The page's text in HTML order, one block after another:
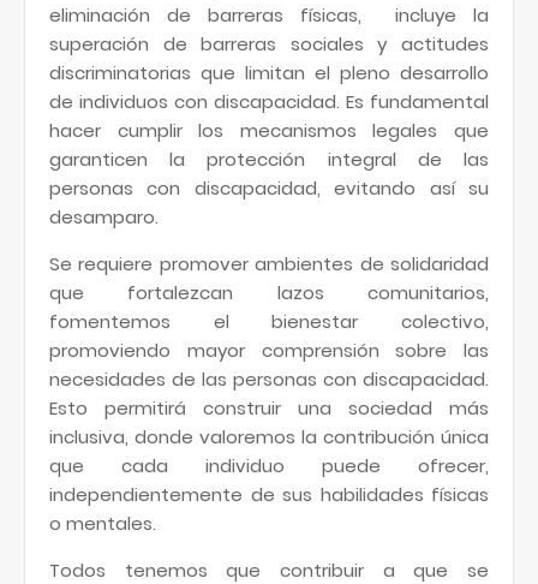
eliminación de barreras físicas, incluye la
superación de barreras sociales y actitudes
discriminatorias que limitan el pleno desarrollo
de individuos con discapacidad. Es fundamental
hacer cumplir los mecanismos legales que
garanticen la protección integral de las
personas con discapacidad, evitando así su
desamparo.
Se requiere promover ambientes de solidaridad
que fortalezcan lazos comunitarios,
fomentemos el bienestar colectivo,
promoviendo mayor comprensión sobre las
necesidades de las personas con discapacidad.
Esto permitirá construir una sociedad más
inclusiva, donde valoremos la contribución única
que cada individuo puede ofrecer,
independientemente de sus habilidades físicas
o mentales.
Todos tenemos que contribuir a que se